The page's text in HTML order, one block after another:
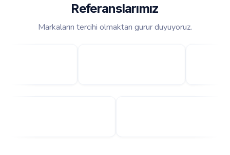
Referanslarımız
Markaların tercihi olmaktan gurur duyuyoruz.